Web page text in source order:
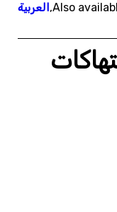
Also
,العربية